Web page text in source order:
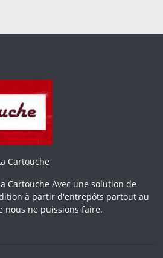
Cartouche
Cartouche Avec une solution de
à partir d'entrepôts partout au
nous ne puissions faire.